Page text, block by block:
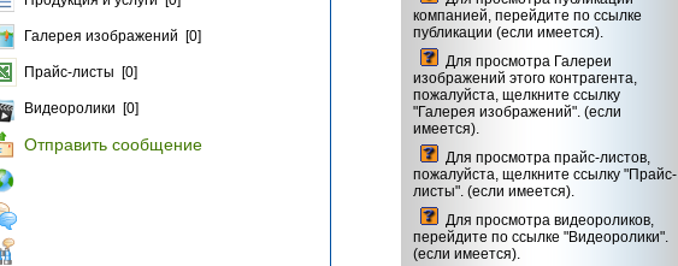
Галерея изображений [0]
Прайс-листы [0]
Видеоролики [0]
Отправить сообщение
компанией, перейдите по ссылке
публикации (если имеется).
Для просмотра Галереи
изображений этого контрагента,
пожалуйста, щелкните ссылку
"Галерея изображений". (если
имеется).
Для просмотра прайс-листов,
пожалуйста, щелкните ссылку "Прайс-
листы". (если имеется).
Для просмотра видеороликов,
перейдите по ссылке "Видеоролики".
(если имеется).